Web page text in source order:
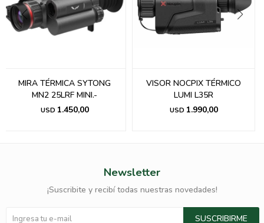
MIRA TÉRMICA SYTONG
MN2 25LRF MINI.-
USD 1.450,00
VISOR NOCPIX TÉRMICO
LUMI L35R
USD 1.990,00
Newsletter
¡Suscribite y recibí todas nuestras novedades!
SUSCRIBIRME